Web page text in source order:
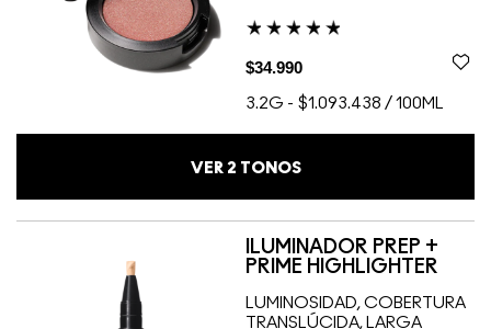
$34.990
3.2G - $1.093.438 / 100ML
VER 2 TONOS
ILUMINADOR PREP +
PRIME HIGHLIGHTER
LUMINOSIDAD, COBERTURA
TRANSLÚCIDA, LARGA